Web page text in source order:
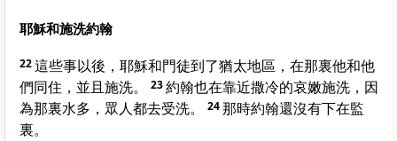
耶穌和施洗約翰
22這些事以後，耶穌和門徒到了猶太地區，在那裏他和他
們同住，並且施洗。
23約翰也在靠近撒冷的哀嫩施洗，因
為那裏水多，眾人都去受洗。
24那時約翰還沒有下在監
裏。